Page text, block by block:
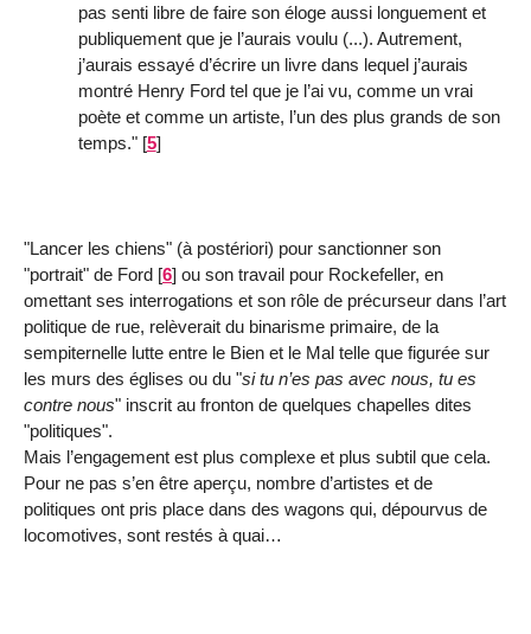
pas senti libre de faire son éloge aussi longuement et
publiquement que je l’aurais voulu (...). Autrement,
j’aurais essayé d’écrire un livre dans lequel j’aurais
montré Henry Ford tel que je l’ai vu, comme un vrai
poète et comme un artiste, l’un des plus grands de son
temps."[5]
"Lancer les chiens" (à postériori) pour sanctionner son
"portrait" de Ford [6] ou son travail pour Rockefeller, en
omettant ses interrogations et son rôle de précurseur dans l’art
politique de rue, relèverait du binarisme primaire, de la
sempiternelle lutte entre le Bien et le Mal telle que figurée sur
les murs des églises ou du "si tu n’es pas avec nous, tu es
contre nous" inscrit au fronton de quelques chapelles dites
"politiques".
Mais l’engagement est plus complexe et plus subtil que cela.
Pour ne pas s’en être aperçu, nombre d’artistes et de
politiques ont pris place dans des wagons qui, dépourvus de
locomotives, sont restés à quai…